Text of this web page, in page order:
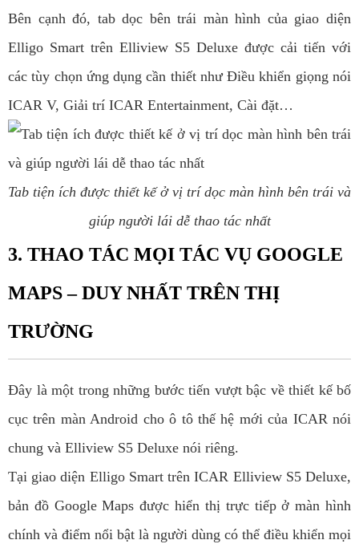
Bên cạnh đó, tab dọc bên trái màn hình của giao diện
Elligo Smart trên Elliview S5 Deluxe được cải tiến với
các tùy chọn ứng dụng cần thiết như Điều khiển giọng nói
ICAR V, Giải trí ICAR Entertainment, Cài đặt…
Tab tiện ích được thiết kế ở vị trí dọc màn hình bên trái và
giúp người lái dễ thao tác nhất
3. THAO TÁC MỌI TÁC VỤ GOOGLE
MAPS – DUY NHẤT TRÊN THỊ
TRƯỜNG
Đây là một trong những bước tiến vượt bậc về thiết kế bố
cục trên màn Android cho ô tô thế hệ mới của ICAR nói
chung và Elliview S5 Deluxe nói riêng.
Tại giao diện Elligo Smart trên ICAR Elliview S5 Deluxe,
bản đồ Google Maps được hiển thị trực tiếp ở màn hình
chính và điểm nổi bật là người dùng có thể điều khiển mọi